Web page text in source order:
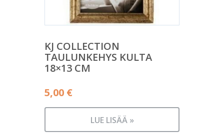
KJ COLLECTION
TAULUNKEHYS KULTA
18×13 CM
5,00 €
LUE LISÄÄ »